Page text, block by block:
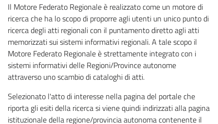
Il Motore Federato Regionale è realizzato come un motore di
ricerca che ha lo scopo di proporre agli utenti un unico punto di
ricerca degli atti regionali con il puntamento diretto agli atti
memorizzati sui sistemi informativi regionali. A tale scopo il
Motore Federato Regionale è strettamente integrato con i
sistemi informativi delle Regioni/Province autonome
attraverso uno scambio di cataloghi di atti.
Selezionato l'atto di interesse nella pagina del portale che
riporta gli esiti della ricerca si viene quindi indirizzati alla pagina
istituzionale della regione/provincia autonoma contenente il